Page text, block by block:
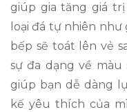
giúp gia tăng giá
loại đá tự nhiên
bếp sẽ toát lên vẻ
sự đa dạng về màu
giúp bạn dễ dàng
kế yêu thích của